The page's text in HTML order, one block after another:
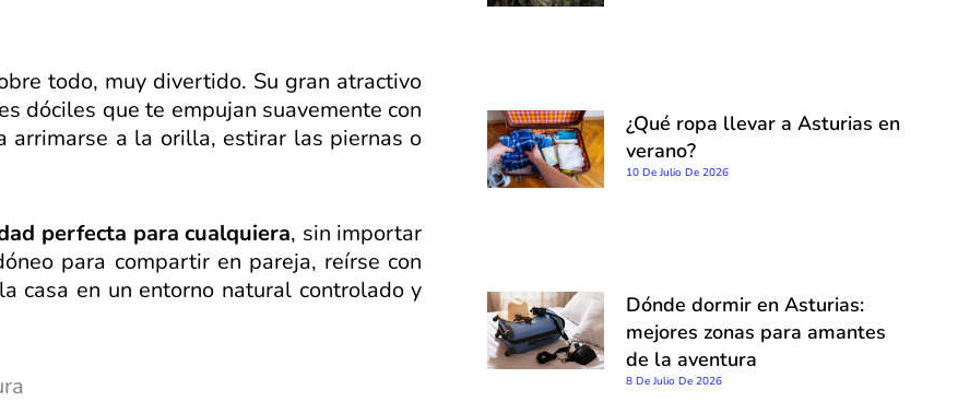
todo, muy divertido. Su gran atractivo
dóciles que te empujan suavemente con
arrimarse a la orilla, estirar las piernas o
perfecta para cualquiera, sin importar
para compartir en pareja, reírse con
casa en un entorno natural controlado y
¿Qué ropa llevar a Asturias en
verano?
10 De Julio De 2026
Dónde dormir en Asturias:
mejores zonas para amantes
de la aventura
8 De Julio De 2026